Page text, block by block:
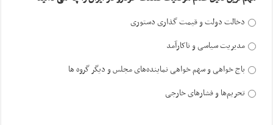
دخالت دولت و قیمت گذاری دستوری
مدیریت سیاسی و ناکارآمد
باج خواهی و سهم خواهی نماینده‌های مجلس و دیگر گروه ها
تحریم‌ها و فشارهای خارجی